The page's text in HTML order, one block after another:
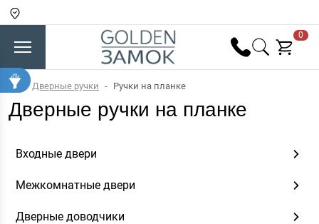
0
Дверные ручки Ручки на планке
Дверные ручки на планке
Входные двери
Межкомнатные двери
Дверные доводчики